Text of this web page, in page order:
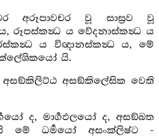
අරූපාවචර වූ සාස්‍රව වූ
ය, රූපස්කන්‍ධ ය වේදනාස්කන්‍ධ ය
ය විඥානස්කන්‍ධ ය, මේ
යි.
අසඞ්කිලිට්ඨ අසඞ්කිලේසික වෙති
ද, මාර්‍ගඵලයෝ ද, අසඞ්ඛත
මේ ධර්‍මයෝ අසංක්ලිෂ්ට -